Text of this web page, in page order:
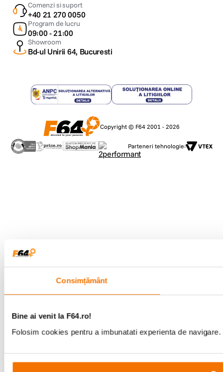
Consimțământ
Bine ai venit la F64.ro!
Folosim cookies pentru a imbunatati experienta de
Comenzi si suport
+40 21 270 0050
Program de lucru
09:00 - 21:00
Showroom
Bd-ul Unirii 64, Bucuresti
Copyright © F64 2001 - 2026
Parteneri tehnologie: